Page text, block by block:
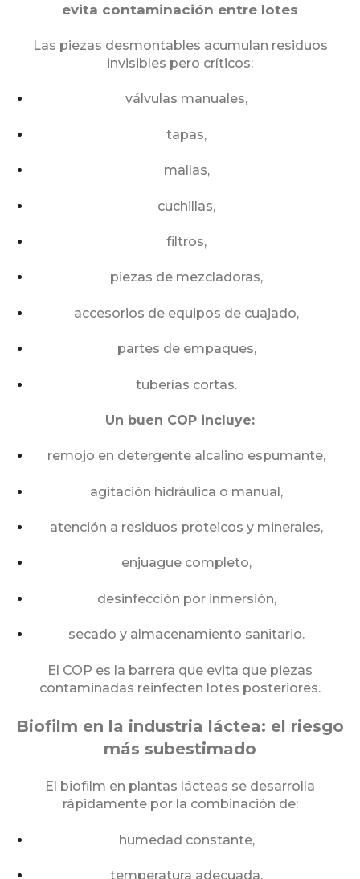
evita contaminación entre lotes
Las piezas desmontables acumulan residuos
invisibles pero críticos:
válvulas manuales,
tapas,
mallas,
cuchillas,
filtros,
piezas de mezcladoras,
accesorios de equipos de cuajado,
partes de empaques,
tuberías cortas.
Un buen COP incluye:
remojo en detergente alcalino espumante,
agitación hidráulica o manual,
atención a residuos proteicos y minerales,
enjuague completo,
desinfección por inmersión,
secado y almacenamiento sanitario.
El COP es la barrera que evita que piezas
contaminadas reinfecten lotes posteriores.
Biofilm en la industria láctea: el riesgo
más subestimado
El biofilm en plantas lácteas se desarrolla
rápidamente por la combinación de:
humedad constante,
temperatura adecuada,